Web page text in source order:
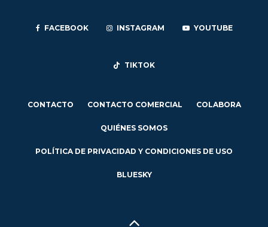
FACEBOOK INSTAGRAM YOUTUBE
TIKTOK
CONTACTO CONTACTO COMERCIAL COLABORA
QUIÉNES SOMOS
POLÍTICA DE PRIVACIDAD Y CONDICIONES DE USO
BLUESKY